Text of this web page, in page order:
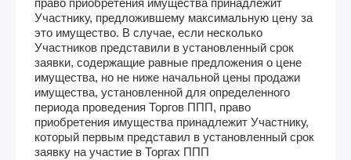
право приобретения имущества принадлежит
Участнику, предложившему максимальную цену за
это имущество. В случае, если несколько
Участников представили в установленный срок
заявки, содержащие равные предложения о цене
имущества, но не ниже начальной цены продажи
имущества, установленной для определенного
периода проведения Торгов ППП, право
приобретения имущества принадлежит Участнику,
который первым представил в установленный срок
заявку на участие в Торгах ППП